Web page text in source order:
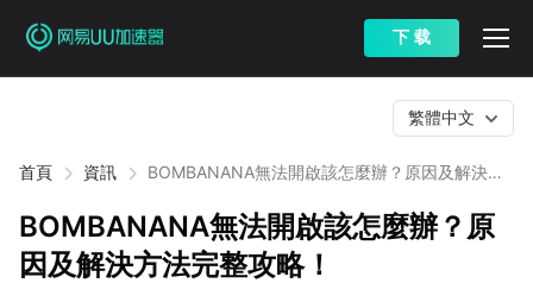
下 载
首頁 資訊
BOMBANANA無法開啟該怎麼辦？原因及解決方
繁體中文
BOMBANANA無法開啟該怎麼辦？原
因及解決方法完整攻略！